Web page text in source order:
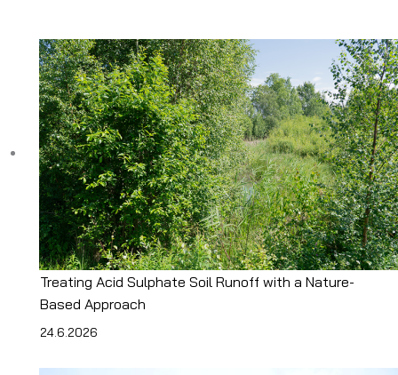
Treating Acid Sulphate Soil Runoff with a Nature-
Based Approach
24.6.2026